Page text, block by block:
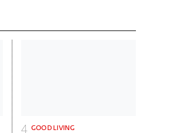
GOOD LIVING